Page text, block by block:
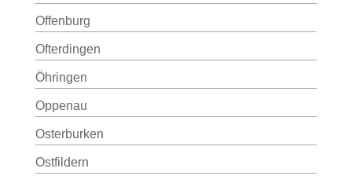
Offenburg
Ofterdingen
Öhringen
Oppenau
Osterburken
Ostfildern